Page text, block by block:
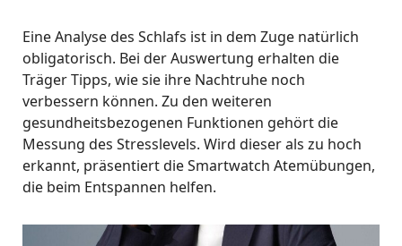
Eine Analyse des Schlafs ist in dem Zuge natürlich
obligatorisch. Bei der Auswertung erhalten die
Träger Tipps, wie sie ihre Nachtruhe noch
verbessern können. Zu den weiteren
gesundheitsbezogenen Funktionen gehört die
Messung des Stresslevels. Wird dieser als zu hoch
erkannt, präsentiert die Smartwatch Atemübungen,
die beim Entspannen helfen.